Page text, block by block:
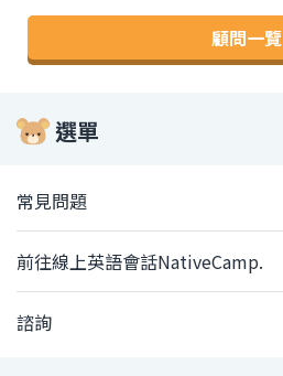
顧問一覽
選單
常見問題
前往線上英語會話NativeCamp.
諮詢